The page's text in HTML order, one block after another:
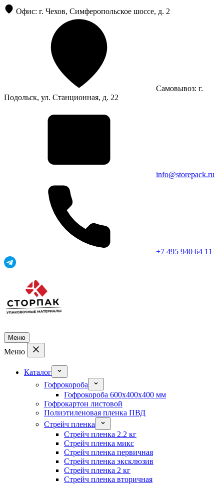
Офис: г. Чехов, Симферопольское шоссе, д. 2
Самовывоз: г.
Подольск, ул. Станционная, д. 22
info@storepack.ru
+7 495 940 64 11
Меню
Меню
Каталог
Гофрокороба
Гофрокороба 600x400x400 мм
Гофрокартон листовой
Полиэтиленовая пленка ПВД
Стрейч пленка
Стрейч пленка 2.2 кг
Стрейч пленка микс
Стрейч пленка первичная
Стрейч пленка эксклюзив
Стрейч пленка 2 кг
Стрейч пленка вторичная